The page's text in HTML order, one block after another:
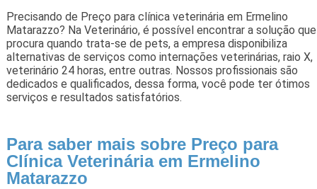
Precisando de Preço para clínica veterinária em Ermelino
Matarazzo? Na Veterinário, é possível encontrar a solução que
procura quando trata-se de pets, a empresa disponibiliza
alternativas de serviços como internações veterinárias, raio X,
veterinário 24 horas, entre outras. Nossos profissionais são
dedicados e qualificados, dessa forma, você pode ter ótimos
serviços e resultados satisfatórios.
Para saber mais sobre Preço para
Clínica Veterinária em Ermelino
Matarazzo